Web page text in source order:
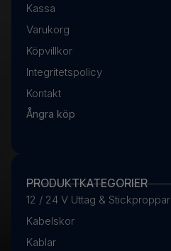
Kassa
Varukorg
Köpvillkor
Integritetspolicy
Kontakt
Ångra köp
PRODUKTKATEGORIER
12 / 24 V Uttag & Stickproppar
Kabelskor
Kablar